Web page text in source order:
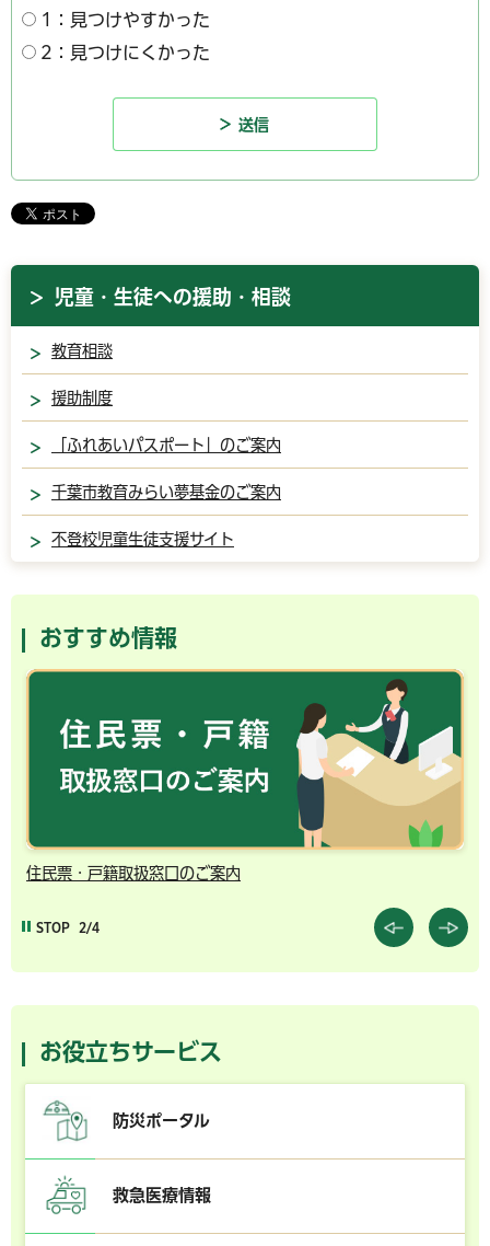
1：見つけやすかった
2：見つけにくかった
児童・生徒への援助・相談
教育相談
援助制度
「ふれあいパスポート」のご案内
千葉市教育みらい夢基金のご案内
不登校児童生徒支援サイト
おすすめ情報
住民票・戸籍取扱窓口のご案内
STOP 2/4
お役立ちサービス
防災ポータル
救急医療情報